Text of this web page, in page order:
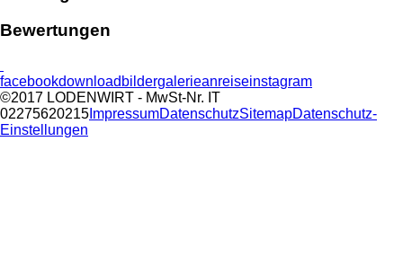
Bewertungen
facebookdownload bildergalerieanreiseinstagram
©2017 LODENWIRT - MwSt-Nr. IT
02275620215 ImpressumDatenschutzSitemapDatenschutz-
Einstellungen